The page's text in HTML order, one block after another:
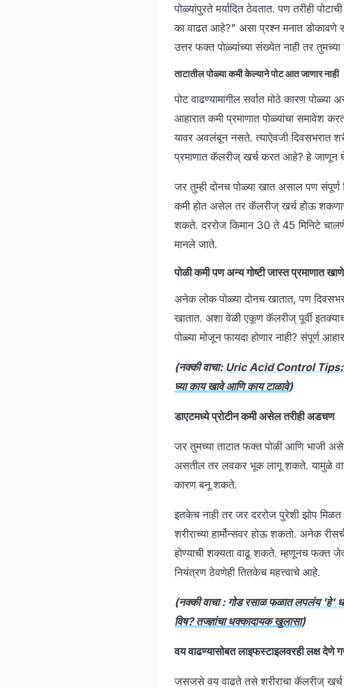
पोळ्यांपुरते मर्यादित ठेवतात. पण तरीही
का वाढत आहे?" असा प्रश्न मनात डोकावणे
उत्तर फक्त पोळ्यांच्या संख्येत नाही तर
ताटातील पोळ्या कमी केल्याने पोट आत जाणार नाही
पोट वाढण्यामागील सर्वात मोठे कारण
आहारात कमी प्रमाणात पोळ्यांचा समावेश
यावर अवलंबून नसते. त्याऐवजी दिवसभरात
प्रमाणात कॅलरीज् खर्च करत आहे? हे जाणून
जर तुम्ही दोनच पोळ्या खात असाल पण
कमी होत असेल तर कॅलरीज् खर्च होऊ शकणार
शकते. दररोज किमान 30 ते 45 मिनिटे
मानले जाते.
पोळी कमी पण अन्य गोष्टी जास्त प्रमाणात
अनेक लोक पोळ्या दोनच खातात, पण
खातात. अशा वेळी एकूण कॅलरीज् पूर्वी
पोळ्या मोजून फायदा होणार नाही? संपूर्ण
(नक्की वाचा: Uric Acid Control Tips:
घ्या काय खावे आणि काय टाळावे)
डाएटमध्ये प्रोटीन कमी असेल तरीही अडचण
जर तुमच्या ताटात फक्त पोळी आणि भाजी
असतील तर लवकर भूक लागू शकते. यामुळे
कारण बनू शकते.
इतकेच नाही तर जर दररोज पुरेशी झोप
शरीराच्या हार्मोन्सवर होऊ शकतो. अनेक
होण्याची शक्यता वाढू शकते. म्हणूनच फक्त
नियंत्रण ठेवणेही तितकेच महत्त्वाचे आहे.
(नक्की वाचा : गोड रसाळ फळात लपलंय 'हे'
विष? तज्ज्ञांचा धक्कादायक खुलासा)
वय वाढण्यासोबत लाइफस्टाइलवरही लक्ष देणे
जसजसे वय वाढते तसे शरीराचा कॅलरीज् खर्च